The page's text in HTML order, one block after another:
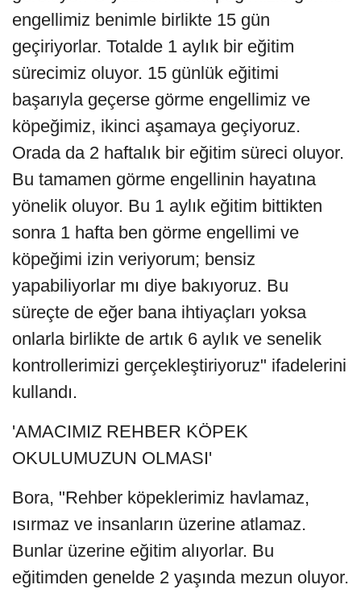
engellimiz benimle birlikte 15 gün
geçiriyorlar. Totalde 1 aylık bir eğitim
sürecimiz oluyor. 15 günlük eğitimi
başarıyla geçerse görme engellimiz ve
köpeğimiz, ikinci aşamaya geçiyoruz.
Orada da 2 haftalık bir eğitim süreci oluyor.
Bu tamamen görme engellinin hayatına
yönelik oluyor. Bu 1 aylık eğitim bittikten
sonra 1 hafta ben görme engellimi ve
köpeğimi izin veriyorum; bensiz
yapabiliyorlar mı diye bakıyoruz. Bu
süreçte de eğer bana ihtiyaçları yoksa
onlarla birlikte de artık 6 aylık ve senelik
kontrollerimizi gerçekleştiriyoruz" ifadelerini
kullandı.
'AMACIMIZ REHBER KÖPEK
OKULUMUZUN OLMASI'
Bora, "Rehber köpeklerimiz havlamaz,
ısırmaz ve insanların üzerine atlamaz.
Bunlar üzerine eğitim alıyorlar. Bu
eğitimden genelde 2 yaşında mezun oluyor.